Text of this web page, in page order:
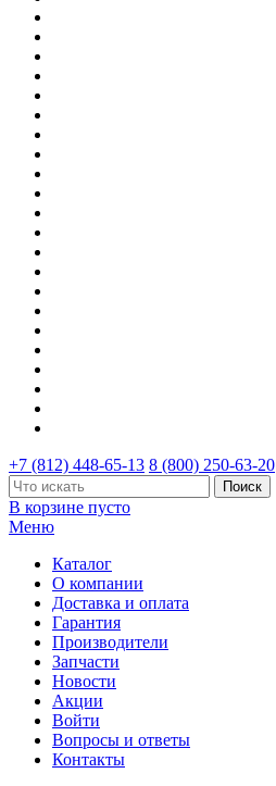
+7 (812) 448-65-13 8 (800) 250-63-20
В корзине пусто
Меню
Каталог
О компании
Доставка и оплата
Гарантия
Производители
Запчасти
Новости
Акции
Войти
Вопросы и ответы
Контакты